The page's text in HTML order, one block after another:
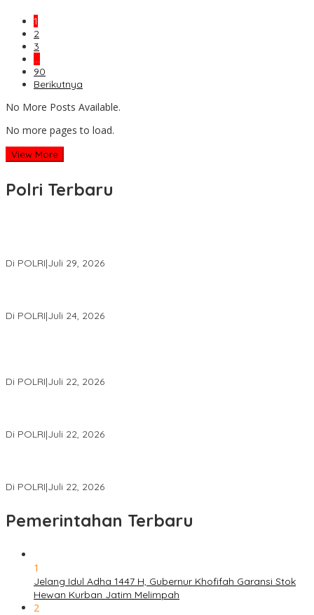
1
2
3
…
90
Berikutnya
No More Posts Available.
No more pages to load.
View More
Polri Terbaru
Di POLRI|Juli 29, 2026
Di POLRI|Juli 24, 2026
Di POLRI|Juli 22, 2026
Di POLRI|Juli 22, 2026
Di POLRI|Juli 22, 2026
Pemerintahan Terbaru
1
Jelang Idul Adha 1447 H, Gubernur Khofifah Garansi Stok
Hewan Kurban Jatim Melimpah
2